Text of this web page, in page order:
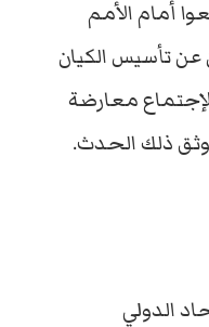
أمام الأمم
الإعلان عن تأسيس الكيان
معارضة
وثق ذلك الحدث.
الدولي